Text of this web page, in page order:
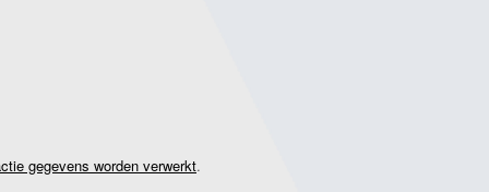
gegevens worden verwerkt.